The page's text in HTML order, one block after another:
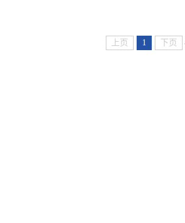
上页 1 下页